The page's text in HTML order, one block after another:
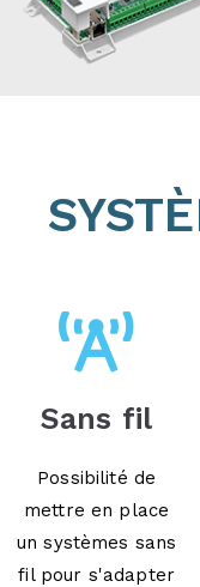
Sans fil
Possibilité de
mettre en place
un systèmes sans
fil pour s'adapter